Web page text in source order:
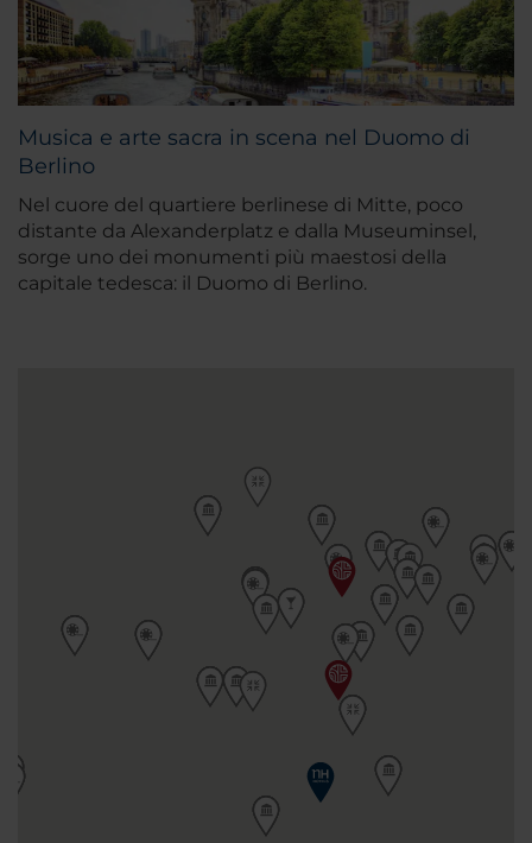
Musica e arte sacra in scena nel Duomo di
Berlino
Nel cuore del quartiere berlinese di Mitte, poco
distante da Alexanderplatz e dalla Museuminsel,
sorge uno dei monumenti più maestosi della
capitale tedesca: il Duomo di Berlino.